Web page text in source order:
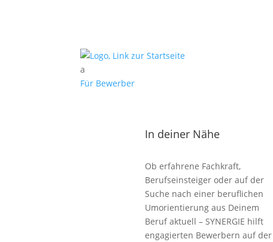
a
Für Bewerber
In deiner Nähe
Ob erfahrene Fachkraft,
Berufseinsteiger oder auf der
Suche nach einer beruflichen
Umorientierung aus Deinem
Beruf aktuell – SYNERGIE hilft
engagierten Bewerbern auf der